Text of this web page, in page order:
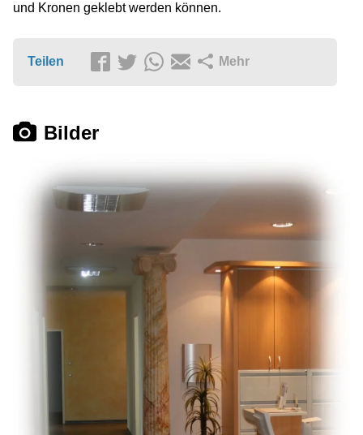
und Kronen geklebt werden können.
Teilen Mehr
Bilder